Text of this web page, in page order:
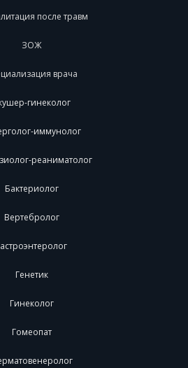
после травм
ЗОЖ
врача
гинеколог
иммунолог
реаниматолог
Бактериолог
Вертебролог
Генетик
Гинеколог
Гомеопат